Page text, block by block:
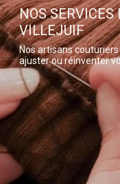
NOS SERVICES
VILLEJUIF
Nos artisans
ajuster ou réinventer